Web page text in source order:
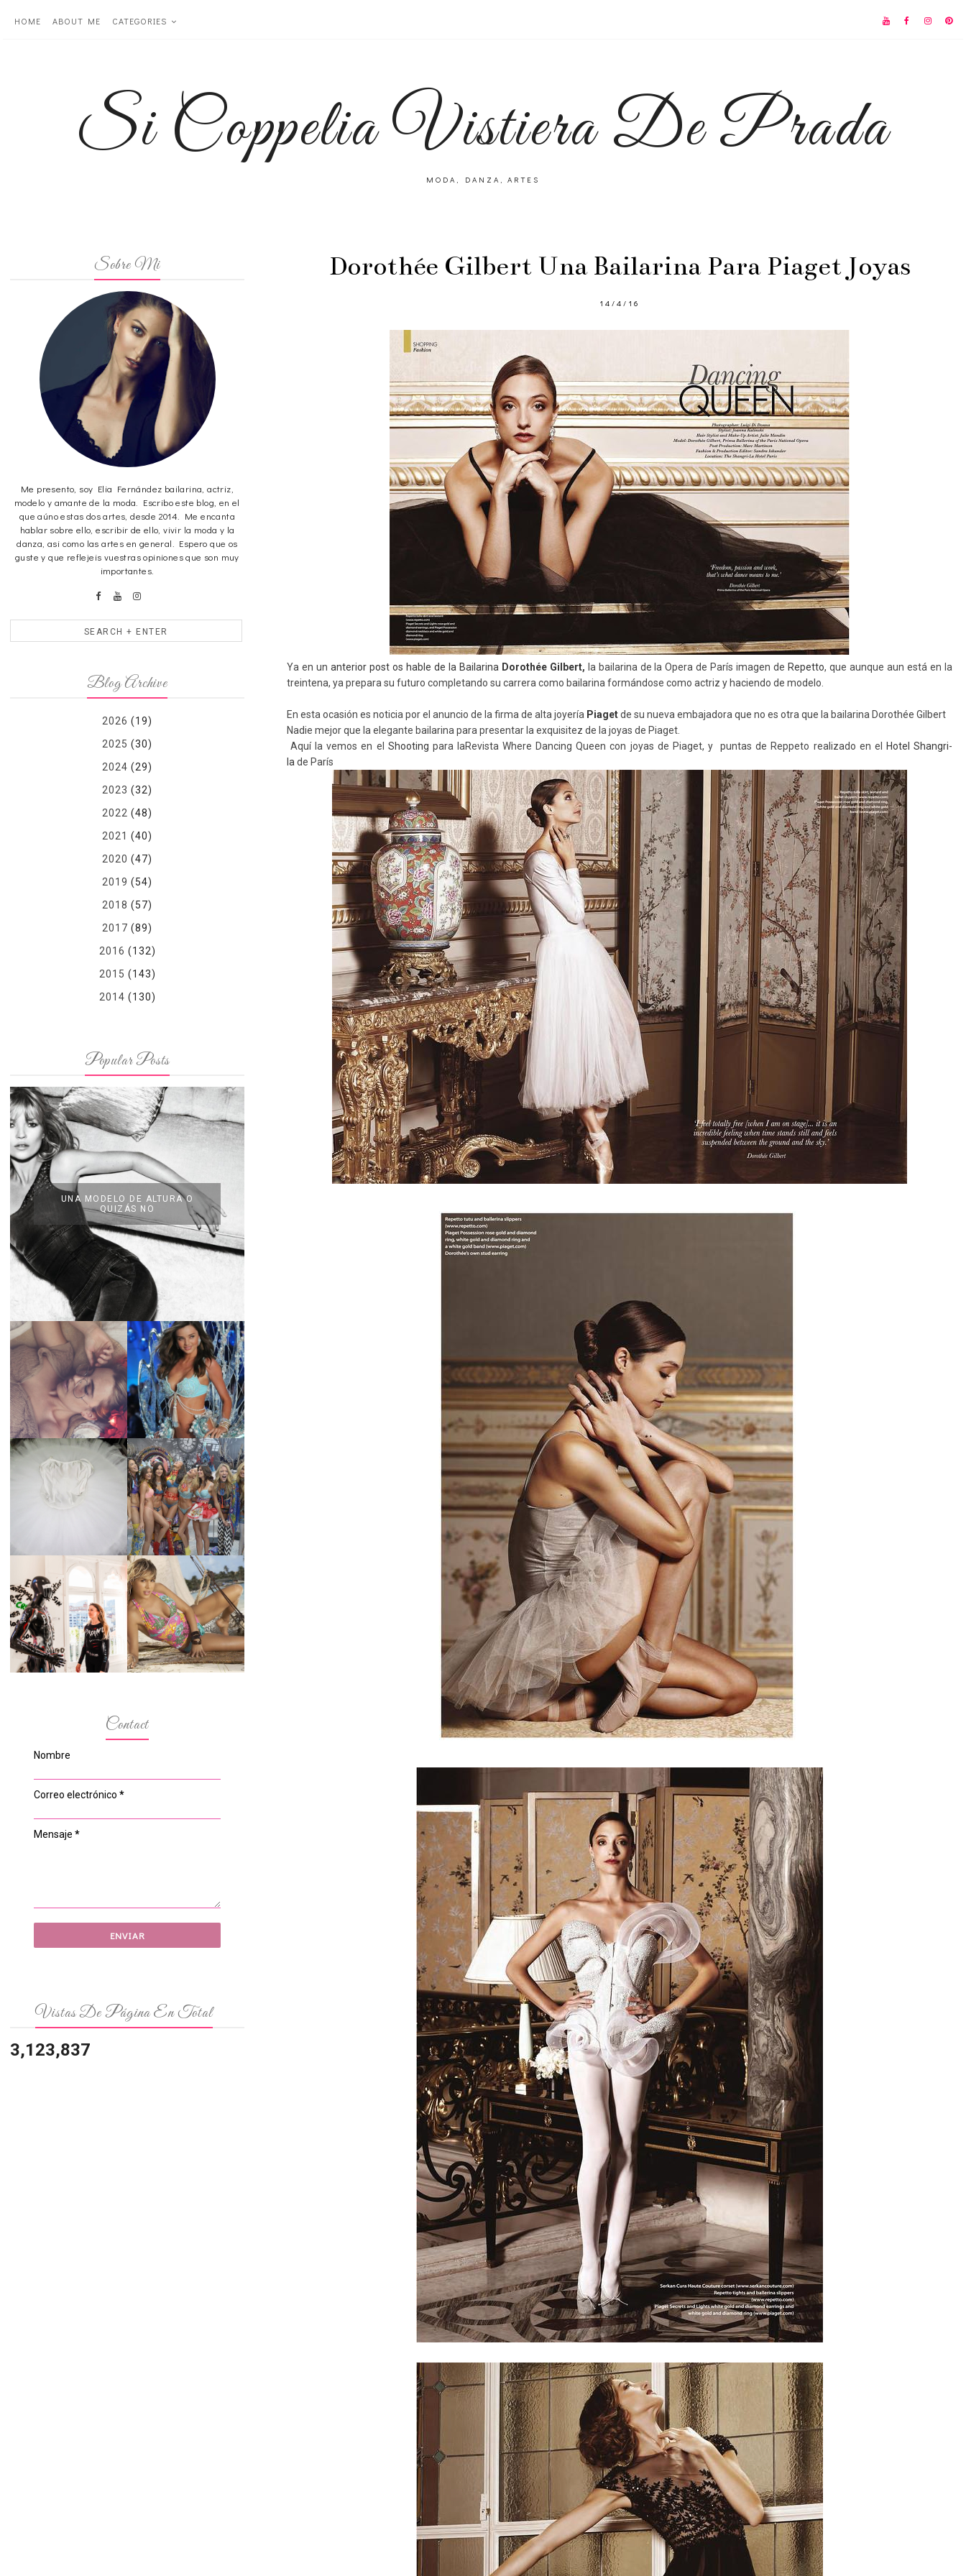
HOME ABOUT ME CATEGORIES
Si Coppelia Vistiera De Prada
MODA, DANZA, ARTES
Dorothée Gilbert Una Bailarina Para Piaget Joyas
14/4/16
Ya en un anterior post os hable de la Bailarina Dorothée Gilbert, la bailarina de la Opera de París imagen de Repetto, que aunque aun está en la
treintena, ya prepara su futuro completando su carrera como bailarina formándose como actriz y haciendo de modelo.
En esta ocasión es noticia por el anuncio de la firma de alta joyería Piagetde su nueva embajadora que no es otra que la bailarina Dorothée Gilbert
Nadie mejor que la elegante bailarina para presentar la exquisitez de la joyas de Piaget.
Aquí la vemos en el Shooting para laRevista Where Dancing Queen con joyas de Piaget, y puntas de Reppeto realizado en el
Hotel Shangri-
la de París
Sobre Mi
Me presento, soy Elia Fernández bailarina, actriz,
modelo y amante de la moda. Escribo este blog, en el
que aúno estas dos artes, desde 2014. Me encanta
hablar sobre ello, escribir de ello, vivir la moda y la
danza, asi como las artes en general. Espero que os
guste y que reflejeis vuestras opiniones que son muy
importantes.
Blog Archive
2026 (19)
2025 (30)
2024 (29)
2023 (32)
2022 (48)
2021 (40)
2020 (47)
2019 (54)
2018 (57)
2017 (89)
2016 (132)
2015 (143)
2014 (130)
Popular Posts
UNA MODELO DE ALTURA O
QUIZÁS NO
LA BAILARINA
BLANCA DE LA
CRUZ O COMO
REINVENTARSE
ANTE LA
ADVERSIDAD.
LA ALTURA DE LAS
MODELOS MAS
ALTAS
TUTORIAL PARA
HACER UN TUTÚ
DE BALLET DE
¿QUIERES SABER
LA EDAD Y ALTURA
DE LAS MODELOS
VICTORIA'S
SECRET 2017?
MARGA GONZÁLEZ
Y ELIA FERNÁNDEZ
DIALOGAN EN
ESPACIO DEL
ANONIMATO, LA
CASA ROSA DE
OVIEDO
LA ALTURA DE LAS
MODELOS MAS
BAJITAS
Contact
Nombre
Correo electrónico *
Mensaje *
Vistas De Página En Total
3,123,837